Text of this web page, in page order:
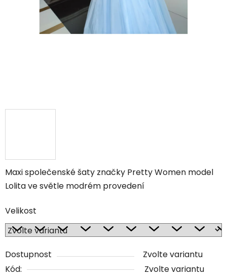
Maxi společenské šaty značky Pretty Women model
Lolita ve světle modrém provedení
Velikost
Dostupnost
Zvolte variantu
Kód:
Zvolte variantu